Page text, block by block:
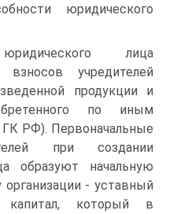
юридического
лица
учредителей
продукции и
по иным
ГК РФ). Первоначальные
при создании
образуют начальную
организации - уставный
ка­питал, который в